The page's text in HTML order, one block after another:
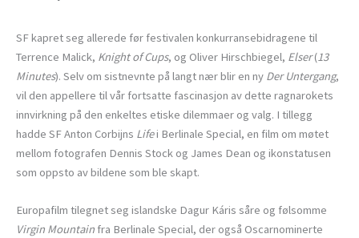
SF kapret seg allerede før festivalen konkurransebidragene til
Terrence Malick, Knight of Cups, og Oliver Hirschbiegel, Elser(13
Minutes). Selv om sistnevnte på langt nær blir en ny Der Untergang,
vil den appellere til vår fortsatte fascinasjon av dette ragnarokets
innvirkning på den enkeltes etiske dilemmaer og valg. I tillegg
hadde SF Anton Corbijns Lifei Berlinale Special, en film om møtet
mellom fotografen Dennis Stock og James Dean og ikonstatusen
som oppsto av bildene som ble skapt.
Europafilm tilegnet seg islandske Dagur Káris såre og følsomme
Virgin Mountain fra Berlinale Special, der også Oscarnominerte